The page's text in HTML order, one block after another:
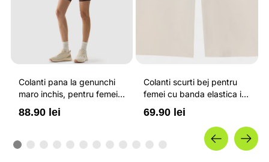
Colanti pana la genunchi
maro inchis, pentru femei,
cu striatii si cusaturi plate
4F
88.90 lei
Colanti scurti bej pentru
femei cu banda elastica in
talie OUTHORN
69.90 lei